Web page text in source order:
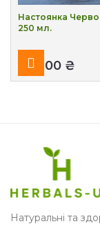
Настоянка
250 мл.
₴
Натуральні та